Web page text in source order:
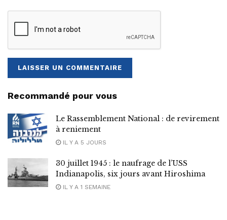
Recommandé pour vous
Le Rassemblement National : de revirement
à reniement
IL Y A 5 JOURS
30 juillet 1945 : le naufrage de l’USS
Indianapolis, six jours avant Hiroshima
IL Y A 1 SEMAINE